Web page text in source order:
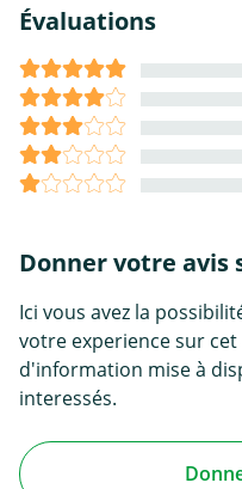
Évaluations
Donner votre avis
Ici vous avez la
votre experience sur
d'information mise à
interessés.